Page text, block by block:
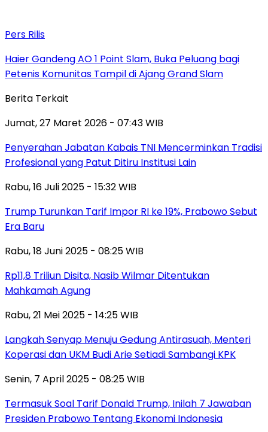
Pers Rilis
Haier Gandeng AO 1 Point Slam, Buka Peluang bagi
Petenis Komunitas Tampil di Ajang Grand Slam
Berita Terkait
Jumat, 27 Maret 2026 - 07:43 WIB
Penyerahan Jabatan Kabais TNI Mencerminkan Tradisi
Profesional yang Patut Ditiru Institusi Lain
Rabu, 16 Juli 2025 - 15:32 WIB
Trump Turunkan Tarif Impor RI ke 19%, Prabowo Sebut
Era Baru
Rabu, 18 Juni 2025 - 08:25 WIB
Rp11,8 Triliun Disita, Nasib Wilmar Ditentukan
Mahkamah Agung
Rabu, 21 Mei 2025 - 14:25 WIB
Langkah Senyap Menuju Gedung Antirasuah, Menteri
Koperasi dan UKM Budi Arie Setiadi Sambangi KPK
Senin, 7 April 2025 - 08:25 WIB
Termasuk Soal Tarif Donald Trump, Inilah 7 Jawaban
Presiden Prabowo Tentang Ekonomi Indonesia